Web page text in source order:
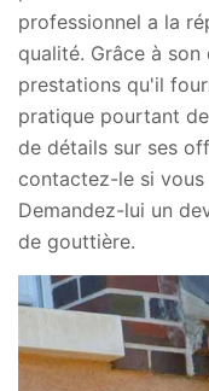
professionnel a la
qualité. Grâce à
prestations qu'il
pratique pourtant
de détails sur ses
contactez-le si vous
Demandez-lui un
de gouttière.